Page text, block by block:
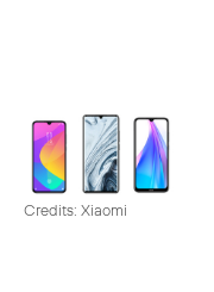
Credits: Xiaomi